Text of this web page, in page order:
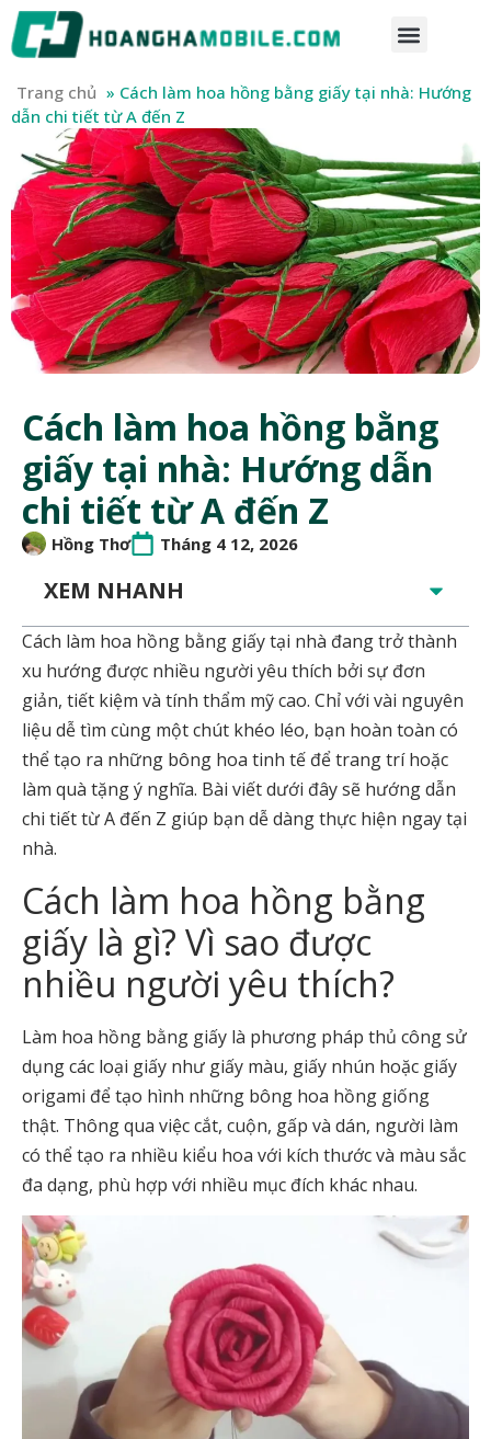
Trang chủ » Cách làm hoa hồng bằng giấy tại nhà: Hướng
dẫn chi tiết từ A đến Z
Cách làm hoa hồng bằng
giấy tại nhà: Hướng dẫn
chi tiết từ A đến Z
Hồng Thơ Tháng 4 12, 2026
XEM NHANH
Cách làm hoa hồng bằng giấy tại nhà đang trở thành
xu hướng được nhiều người yêu thích bởi sự đơn
giản, tiết kiệm và tính thẩm mỹ cao. Chỉ với vài nguyên
liệu dễ tìm cùng một chút khéo léo, bạn hoàn toàn có
thể tạo ra những bông hoa tinh tế để trang trí hoặc
làm quà tặng ý nghĩa. Bài viết dưới đây sẽ hướng dẫn
chi tiết từ A đến Z giúp bạn dễ dàng thực hiện ngay tại
nhà.
Cách làm hoa hồng bằng
giấy là gì? Vì sao được
nhiều người yêu thích?
Làm hoa hồng bằng giấy là phương pháp thủ công sử
dụng các loại giấy như giấy màu, giấy nhún hoặc giấy
origami để tạo hình những bông hoa hồng giống
thật. Thông qua việc cắt, cuộn, gấp và dán, người làm
có thể tạo ra nhiều kiểu hoa với kích thước và màu sắc
đa dạng, phù hợp với nhiều mục đích khác nhau.